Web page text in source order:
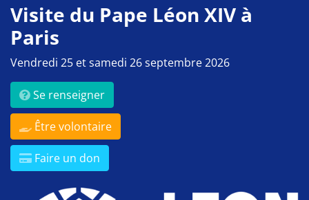
Visite du Pape Léon XIV à
Paris
Vendredi 25 et samedi 26 septembre 2026
Se renseigner
Être volontaire
Faire un don